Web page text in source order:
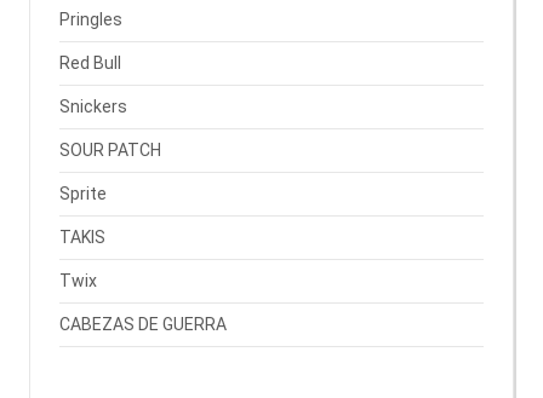
Pringles
Red Bull
Snickers
SOUR PATCH
Sprite
TAKIS
Twix
CABEZAS DE GUERRA